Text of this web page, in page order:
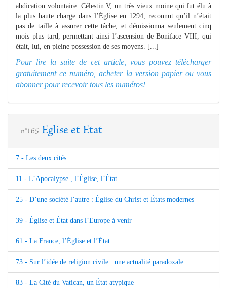
abdication volontaire. Célestin V, un très vieux moine qui fut élu à
la plus haute charge dans l’Église en 1294, reconnut qu’il n’était
pas de taille à assurer cette tâche, et démissionna seulement cinq
mois plus tard, permettant ainsi l’ascension de Boniface VIII, qui
était, lui, en pleine possession de ses moyens. [...]
Pour lire la suite de cet article, vous pouvez télécharger
gratuitement ce numéro, acheter la version papier ou vous
abonner pour recevoir tous les numéros!
n°165 Eglise et Etat
7 - Les deux cités
11 - L’Apocalypse , l’Église, l’État
25 - D’une société l’autre : Église du Christ et États modernes
39 - Église et État dans l’Europe à venir
61 - La France, l’Église et l’État
73 - Sur l’idée de religion civile : une actualité paradoxale
83 - La Cité du Vatican, un État atypique